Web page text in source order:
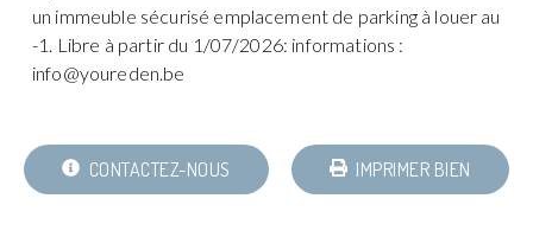
un immeuble sécurisé emplacement de parking à louer au
-1. Libre à partir du 1/07/2026: informations :
info@youreden.be
CONTACTEZ-NOUS IMPRIMER BIEN